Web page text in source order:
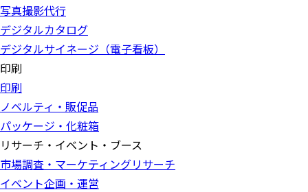
写真撮影代行
デジタルカタログ
デジタルサイネージ（電子看板）
印刷
印刷
ノベルティ・販促品
パッケージ・化粧箱
リサーチ・イベント・ブース
市場調査・マーケティングリサーチ
イベント企画・運営